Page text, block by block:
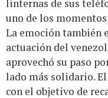
linternas de sus
uno de los
La emoción también
actuación del
aprovechó su paso
lado más solidario.
con el objetivo de